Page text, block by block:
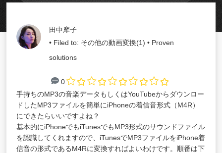
田中摩子
• Filed to: その他の動画変換(1) • Proven
solutions
0
手持ちのMP3の音楽データもしくはYouTubeからダウンロー
ドしたMP3ファイルを簡単にiPhoneの着信音形式（M4R）
にできたらいいですよね？
基本的にiPhoneでもiTunesでもMP3形式のサウンドファイル
を認識してくれますので、iTunesでMP3ファイルをiPhone着
信音の形式であるM4Rに変換すればよいわけです。順番は下